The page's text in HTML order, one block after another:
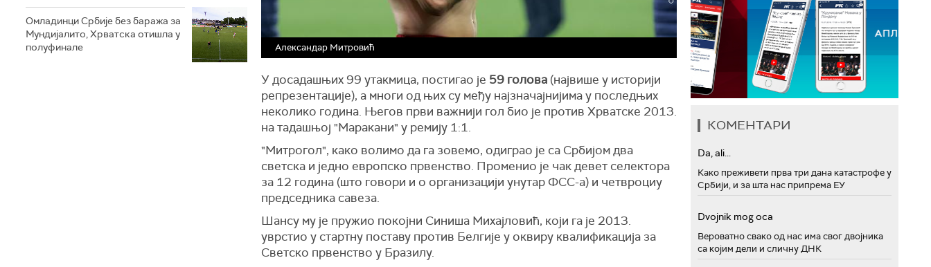
Омладинци Србије без баража за
Мундијалито, Хрватска отишла у
полуфинале
Александар Митровић
У досадашњих 99 утакмица, постигао је 59 голова (највише у историји
репрезентације), а многи од њих су међу најзначајнијима у последњих
неколико година. Његов први важнији гол био је против Хрватске 2013.
на тадашњој "Маракани" у ремију 1:1.
"Митрогол", како волимо да га зовемо, одиграо је са Србијом два
светска и једно европско првенство. Променио је чак девет селектора
за 12 година (што говори и о организацији унутар ФСС-а) и четвроциу
председника савеза.
Шансу му је пружио покојни Синиша Михајловић, који га је 2013.
уврстио у стартну поставу против Белгије у оквиру квалификација за
Светско првенство у Бразилу.
КОМЕНТАРИ
Da, ali...
Како преживети прва три дана катастрофе у
Србији, и за шта нас припрема ЕУ
Dvojnik mog oca
Вероватно свако од нас има свог двојника
са којим дели и сличну ДНК